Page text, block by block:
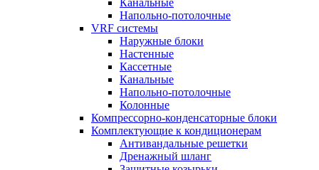
Канальные
Напольно-потолочные
VRF системы
Наружные блоки
Настенные
Кассетные
Канальные
Напольно-потолочные
Колонные
Компрессорно-конденсаторные блоки
Комплектующие к кондиционерам
Антивандальные решетки
Дренажный шланг